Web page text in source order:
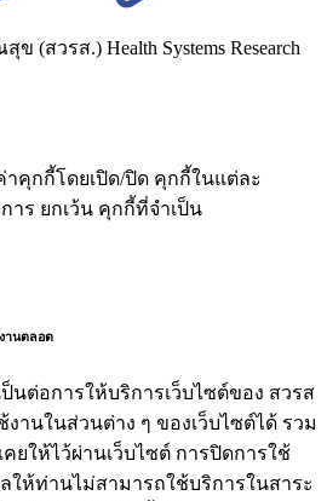
สุข (สวรส.) Health Systems Research
คุกกี้โดยเปิด/ปิด คุกกี้ในแต่ละ
าร ยกเว้น คุกกี้ที่จำเป็น
านตลอด
นต่อการให้บริการเว็บไซต์ของ สวรส
านในส่วนต่าง ๆ ของเว็บไซต์ได้ รวม
ยให้ไว้ผ่านเว็บไซต์ การปิดการใช้
ให้ท่านไม่สามารถใช้บริการในสาระ